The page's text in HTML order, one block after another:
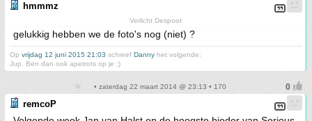
hmmmz
Verlicht Despoot
gelukkig hebben we de foto's nog (niet) ?
Op vrijdag 12 juni 2015 21:03 schreef Danny het volgende:
Jup. Ben dan ook apetrots op je ;)
• zaterdag 22 maart 2014 @ 23:13 • 170
remcoP